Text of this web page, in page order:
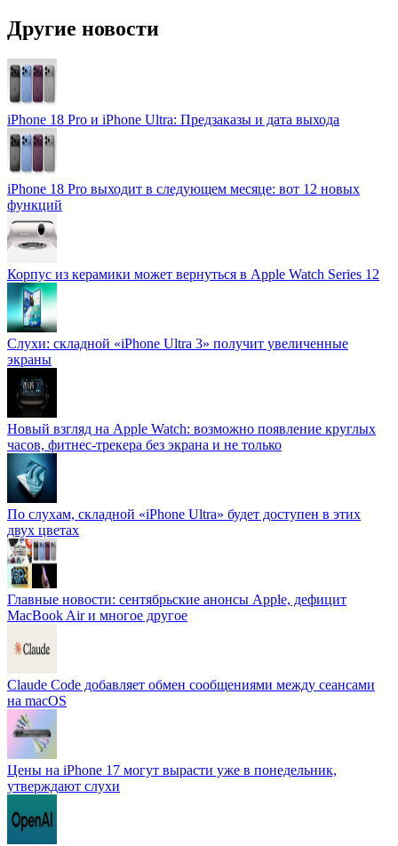
Другие новости
iPhone 18 Pro и iPhone Ultra: Предзаказы и дата выхода
iPhone 18 Pro выходит в следующем месяце: вот 12 новых
функций
Корпус из керамики может вернуться в Apple Watch Series 12
Слухи: складной «iPhone Ultra 3» получит увеличенные
экраны
Новый взгляд на Apple Watch: возможно появление круглых
часов, фитнес-трекера без экрана и не только
По слухам, складной «iPhone Ultra» будет доступен в этих
двух цветах
Главные новости: сентябрьские анонсы Apple, дефицит
MacBook Air и многое другое
Claude Code добавляет обмен сообщениями между сеансами
на macOS
Цены на iPhone 17 могут вырасти уже в понедельник,
утверждают слухи